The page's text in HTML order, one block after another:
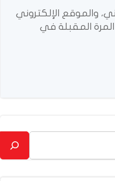
والموقع الإلكتروني
المقبلة في